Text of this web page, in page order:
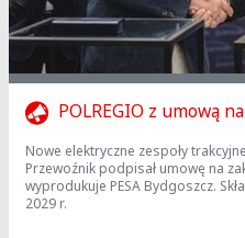
POLREGIO z umową
Nowe elektryczne zespoły
Przewoźnik podpisał umowę na
wyprodukuje PESA Bydgoszcz.
2029 r.